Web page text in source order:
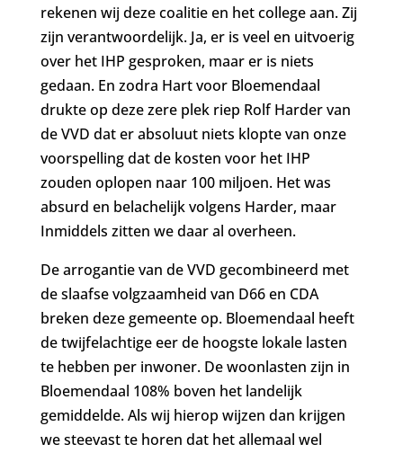
rekenen wij deze coalitie en het college aan. Zij
zijn verantwoordelijk. Ja, er is veel en uitvoerig
over het IHP gesproken, maar er is niets
gedaan. En zodra Hart voor Bloemendaal
drukte op deze zere plek riep Rolf Harder van
de VVD dat er absoluut niets klopte van onze
voorspelling dat de kosten voor het IHP
zouden oplopen naar 100 miljoen. Het was
absurd en belachelijk volgens Harder, maar
Inmiddels zitten we daar al overheen.
De arrogantie van de VVD gecombineerd met
de slaafse volgzaamheid van D66 en CDA
breken deze gemeente op. Bloemendaal heeft
de twijfelachtige eer de hoogste lokale lasten
te hebben per inwoner. De woonlasten zijn in
Bloemendaal 108% boven het landelijk
gemiddelde. Als wij hierop wijzen dan krijgen
we steevast te horen dat het allemaal wel